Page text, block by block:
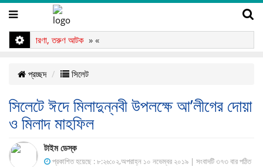
প্রতারণা, তরুণ আটক» «
প্রচ্ছদ সিলেট
সিলেটে ঈদে মিলাদুন্নবী উপলক্ষে আ’লীগের দোয়া
ও মিলাদ মাহফিল
টাইম ডেস্ক
প্রকাশিত হয়েছে : ৮:২৬:০২,অপরাহ্ন ১০ নভেম্বর ২০১৯ | সংবাদটি ৩৭৩ বার পঠিত